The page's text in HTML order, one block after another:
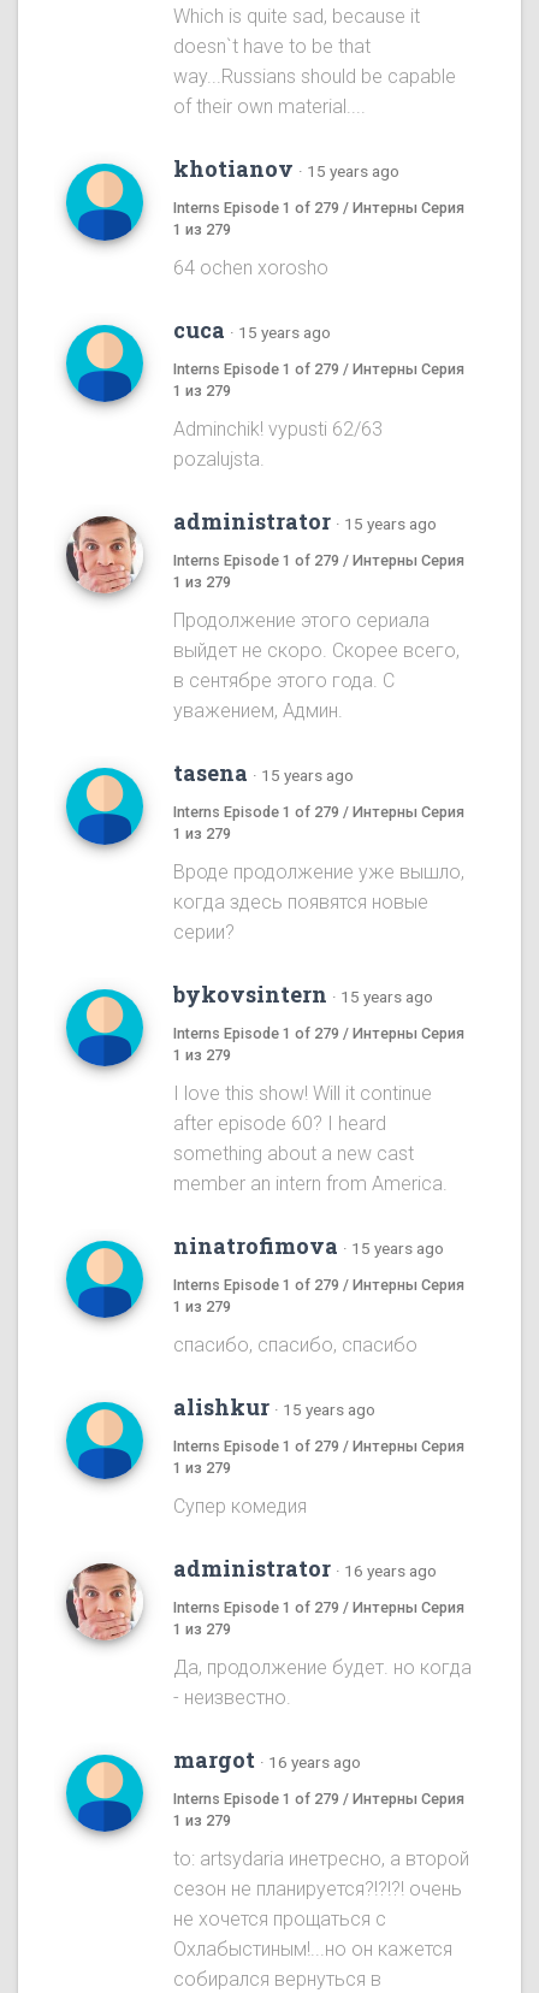
Which is quite sad, because it
doesn`t have to be that
way...Russians should be capable
of their own material....
khotianov · 15 years ago
Interns Episode 1 of 279 / Интерны Серия
1 из 279
64 ochen xorosho
cuca · 15 years ago
Interns Episode 1 of 279 / Интерны Серия
1 из 279
Adminchik! vypusti 62/63
pozalujsta.
administrator · 15 years ago
Interns Episode 1 of 279 / Интерны Серия
1 из 279
Продолжение этого сериала
выйдет не скоро. Скорее всего,
в сентябре этого года. С
уважением, Админ.
tasena · 15 years ago
Interns Episode 1 of 279 / Интерны Серия
1 из 279
Вроде продолжение уже вышло,
когда здесь появятся новые
серии?
bykovsintern · 15 years ago
Interns Episode 1 of 279 / Интерны Серия
1 из 279
I love this show! Will it continue
after episode 60? I heard
something about a new cast
member an intern from America.
ninatrofimova · 15 years ago
Interns Episode 1 of 279 / Интерны Серия
1 из 279
спасибо, спасибо, спасибо
alishkur · 15 years ago
Interns Episode 1 of 279 / Интерны Серия
1 из 279
Супер комедия
administrator · 16 years ago
Interns Episode 1 of 279 / Интерны Серия
1 из 279
Да, продолжение будет. но когда
- неизвестно.
margot · 16 years ago
Interns Episode 1 of 279 / Интерны Серия
1 из 279
to: artsydaria инетресно, а второй
сезон не планируется?!?!?! очень
не хочется прощаться с
Охлабыстиным!...но он кажется
собирался вернуться в